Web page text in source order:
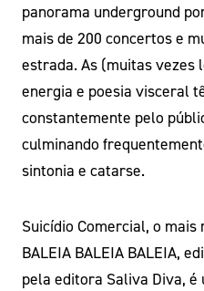
panorama underground
mais de 200 concertos e
estrada. As (muitas vezes
energia e poesia visceral
constantemente pelo
culminando
sintonia e catarse.
Suicídio Comercial, o
BALEIA BALEIA BALEIA,
pela editora Saliva Diva,